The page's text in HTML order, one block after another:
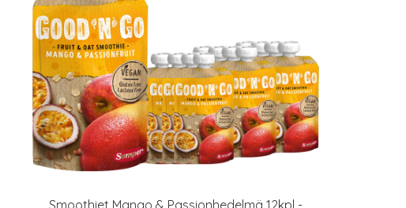
Smoothiet Mango & Passionhedelmä 12kpl -